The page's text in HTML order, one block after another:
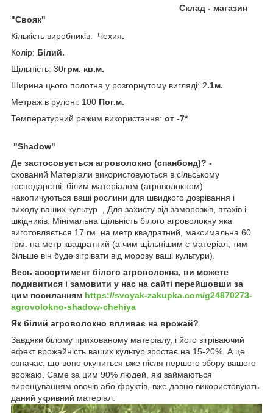
Склад - магазин
"Свояк"
Кількість виробників: Чехия.
Колір: Білий.
Щільність: 30грм. кв.м.
Ширина цього полотна у розгорнутому вигляді: 2.1м.
Метраж в рулоні: 100 Пог.м.
Температурний режим використання: от -7*
"Shadow"
Де застосовується агроволокно (спанбонд)? -
схований Матеріали використовуються в сільському
господарстві, білим матеріалом (агроволокном)
накопичуються ваші рослини для швидкого дозрівання і
виходу ваших культур , Для захисту від заморозків, птахів і
шкідників. Мінімальна щільність білого агроволокну яка
виготовляється 17 гм. на метр квадратний, максимальна 60
грм. на метр квадратний (а чим щільнішим є матеріал, тим
більше він буде зігрівати від морозу ваші культури).
Весь ассортимент білого агроволокна, ви можете
подивитися і замовити у нас на сайті перейшовши за
цим посиланням https://svoyak-zakupka.com/g24870273-
agrovolokno-shadow-chehiya
Як білий агроволокно впливає на врожай?
Завдяки білому прихованому матеріалу, і його зігріваючий
ефект врожайність ваших культур зростає на 15-20%. А це
означає, що воно окупиться вже після першого збору вашого
врожаю. Саме за цим 90% людей, які займаються
вирощуванням овочів або фруктів, вже давно використовують
даний укривний матеріал.